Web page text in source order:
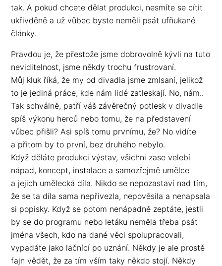
tak. A pokud chcete dělat produkci, nesmíte se cítit
ukřivděně a už vůbec byste neměli psát ufňukané
články.
Pravdou je, že přestože jsme dobrovolně kývli na tuto
neviditelnost, jsme někdy trochu frustrovaní.
Můj kluk říká, že my od divadla jsme zmlsaní, jelikož
to je jediná práce, kde nám lidé zatleskají. No, nám..
Tak schválně, patří váš závěrečný potlesk v divadle
spíš výkonu herců nebo tomu, že na představení
vůbec přišli? Asi spíš tomu prvnímu, že? No vidíte
a přitom by to první, bez druhého nebylo.
Když děláte produkci výstav, všichni zase velebí
nápad, koncept, instalace a samozřejmě umělce
a jejich umělecká díla. Nikdo se nepozastaví nad tím,
že se ta díla sama nepřivezla, nepověsila a nenapsala
si popisky. Když se potom nenápadně zeptáte, jestli
by se do programu nebo letáku neměla třeba psát
jména všech, kdo na dané věci spolupracovali,
vypadáte jako lačnící po uznání. Někdy je ale prostě
fajn vědět, že za tím vším taky někdo stojí. Někdy